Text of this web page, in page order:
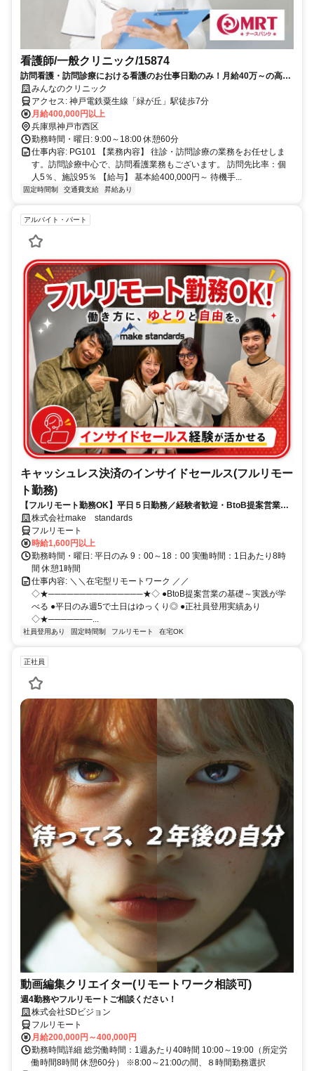
看護師/一般クリニック/15874
訪問看護・訪問診療における看護のお仕事日勤のみ！月給40万～の高給
与求人♪月8～10休みマイカー通勤可◎
みんなのクリニック
アクセス: 神戸電鉄粟生線「緑が丘」駅徒歩7分
月給400,000円以上
兵庫県神戸市西区
勤務時間・曜日: 9:00～18:00 休憩60分
仕事内容: PG101 【業務内容】 往診・訪問診療の業務をお任せしま
す。訪問診療中心で、訪問看護業務もございます。 訪問先比率：個
人5％、施設95％ 【給与】 基本給400,000円～ 待機手...
固定時間制 交通費支給 昇給あり
アルバイト・パート
キャッシュレス決済のインサイドセールス(フルリモー
ト勤務)
【フルリモート勤務OK】平日５日勤務／経験者歓迎・BtoB提案営業で
スキルアップ
株式会社make standards
フルリモート
時給1,600円以上
勤務時間・曜日: 平日のみ 9：00～18：00 実働時間：1日あたり8時
間 休憩1時間
仕事内容: ＼＼在宅型リモートワーク ／／
◇★───────────────★◇ ●BtoB提案営業の基礎～実践が学
べる ●平日のみ週5で土日はゆっくり◎ ●正社員登用実績あり
◇★───────...
社員登用あり 固定時間制 フルリモート 在宅OK
正社員
動画編集クリエイター(リモートワーク相談可)
週4勤務やフルリモートご相談ください！
株式会社SDビジョン
フルリモート
月給200,000円～400,000円
勤務時間詳細 総労働時間：1週あたり40時間 10:00～19:00（所定労
働時間8時間 休憩60分） ※8:00～21:00の間、８時間勤務選択